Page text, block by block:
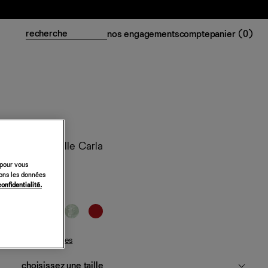
nos engagementscomptepanier (0)
Top en maille Carla
148 €
guide des tailles
vous
les données